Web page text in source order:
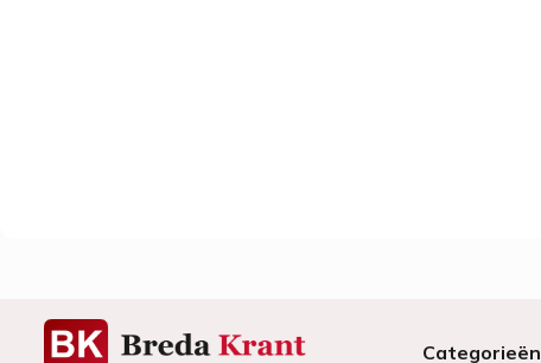
Categorieën